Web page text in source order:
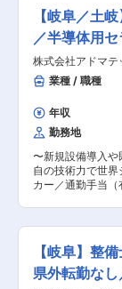
アを拡大させて
コミュニケーシ
求められています
信頼関係構築が重
やサービス業での
ります。 ■特徴： 「フクダ電子株式会社」100％
出資会社として
ポートを行ってい
療機器業界のリ
計をはじめ、機器
全・安心・快適
タルサポートに携
自宅療養を希望す
の営業を行っています。 変更の範
る業務
ニウム基板、窒
ーの開発、改善等 ■期待する役割 ・開発部門と
製造部門の連携
支援 ■魅力ポイント： ◎今後の成長が期待される
電気自動車や情報
ることができま
長が感じられま
職場です。 ■入社後のキャリアパス：将来的に以
下いずれの選択肢
（高い専門性を軸
力強化や問題解
ジェクトや組織
性に応じて、部内
キャリアデザインを支援
魅力: ◇業績好調
けた新工場・新
上に向けた投資
投資額は 24年
【岐阜／土
／半導体用
ー
株式会社アドマテ
業種 / 職種
年収
勤務地
〜新規設備導入
自の技術力で世
カー／通勤手当
シェア率を誇る
改善スピードの
当」を増員いたします。 ■業務
のメンバーポジ
化や既存製品の
【岐阜】整
県外転勤な